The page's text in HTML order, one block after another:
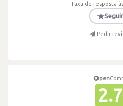
Taxa de resposta
★Seguir
Pedir
pen
2.7